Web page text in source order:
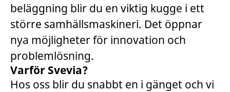
beläggning blir du en viktig kugge i ett
större samhällsmaskineri. Det öppnar
nya möjligheter för innovation och
problemlösning.
Varför Svevia?
Hos oss blir du snabbt en i gänget och vi